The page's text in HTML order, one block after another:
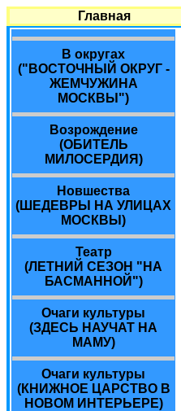
Главная
В округах
("ВОСТОЧНЫЙ ОКРУГ -
ЖЕМЧУЖИНА
МОСКВЫ")
Возрождение
(ОБИТЕЛЬ
МИЛОСЕРДИЯ)
Новшества
(ШЕДЕВРЫ НА УЛИЦАХ
МОСКВЫ)
Театр
(ЛЕТНИЙ СЕЗОН "НА
БАСМАННОЙ")
Очаги культуры
(ЗДЕСЬ НАУЧАТ НА
МАМУ)
Очаги культуры
(КНИЖНОЕ ЦАРСТВО В
НОВОМ ИНТЕРЬЕРЕ)